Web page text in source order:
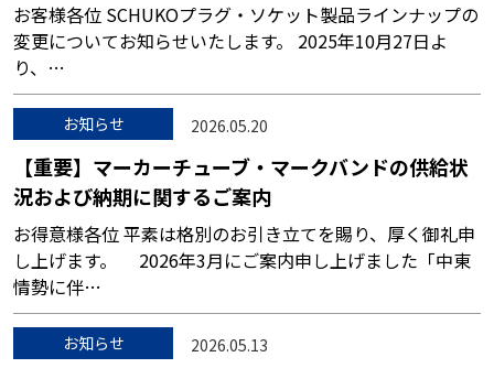
お客様各位 SCHUKOプラグ・ソケット製品ラインナップの
変更についてお知らせいたします。 2025年10月27日よ
り、…
お知らせ 2026.05.20
【重要】マーカーチューブ・マークバンドの供給状
況および納期に関するご案内
お得意様各位 平素は格別のお引き立てを賜り、厚く御礼申
し上げます。 2026年3月にご案内申し上げました「中東
情勢に伴…
お知らせ 2026.05.13